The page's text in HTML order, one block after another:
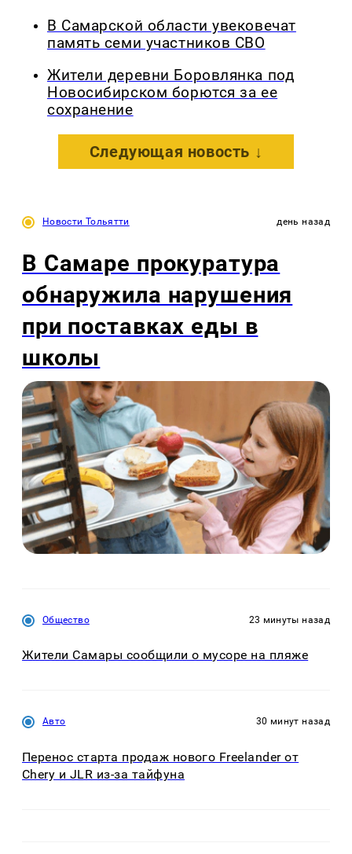
В Самарской области увековечат
память семи участников СВО
Жители деревни Боровлянка под
Новосибирском борются за ее
сохранение
Следующая новость ↓
Новости Тольятти день назад
В Самаре прокуратура
обнаружила нарушения
при поставках еды в
школы
Общество 23 минуты назад
Жители Самары сообщили о мусоре на пляже
Авто 30 минут назад
Перенос старта продаж нового Freelander от
Chery и JLR из-за тайфуна